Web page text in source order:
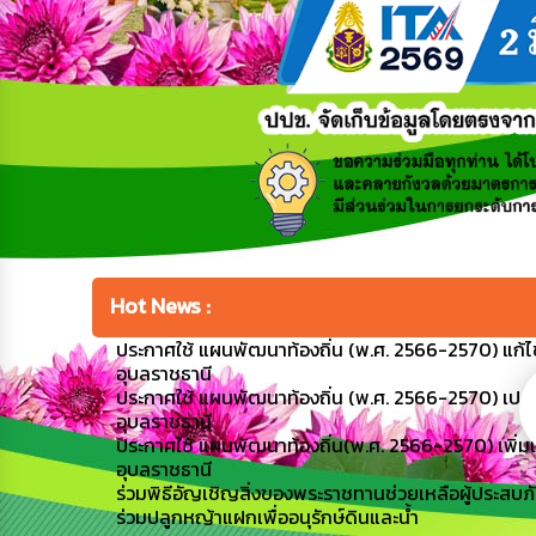
Hot News :
ประกาศใช้ แผนพัฒนาท้องถิ่น (พ.ศ. 2566-2570) แก้
อุบลราชธานี
ประกาศใช้ แผนพัฒนาท้องถิ่น (พ.ศ. 2566-2570) เปลี่
อุบลราชธานี
ประกาศใช้ แผนพัฒนาท้องถิ่น(พ.ศ. 2566-2570) เพิ่ม
อุบลราชธานี
ร่วมพิธีอัญเชิญสิ่งของพระราชทานช่วยเหลือผู้ประสบ
ร่วมปลูกหญ้าแฝกเพื่ออนุรักษ์ดินและน้ำ